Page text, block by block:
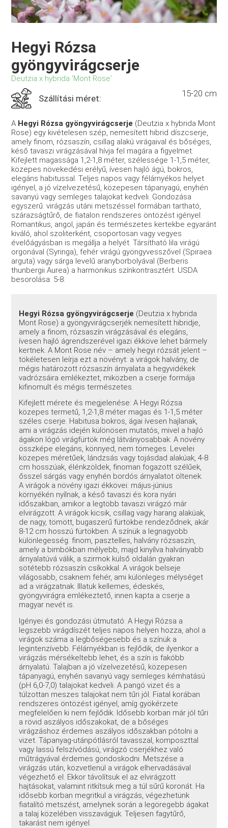
Hegyi Rózsa
gyöngyvirágcserje
Deutzia x hybrida 'Mont Rose'
Szállítási méret: 15-20 cm
A Hegyi Rózsa gyöngyvirágcserje (Deutzia x hybrida Mont
Rose) egy kivételesen szép, nemesített hibrid díszcserje,
amely finom, rózsaszín, csillag alakú virágaival és bőséges,
késő tavaszi virágzásával hívja fel magára a figyelmet.
Kifejlett magassága 1,2-1,8 méter, szélessége 1-1,5 méter,
közepes növekedési erélyű, ívesen hajló ágú, bokros,
elegáns habitussal. Teljes napos vagy félárnyékos helyet
igényel, a jó vízelvezetésű, közepesen tápanyagú, enyhén
savanyú vagy semleges talajokat kedveli. Gondozása
egyszerű: virágzás utáni metszéssel formában tartható,
szárazságtűrő, de fiatalon rendszeres öntözést igényel.
Romantikus, angol, japán és természetes kertekbe egyaránt
kiváló, ahol szoliterként, csoportosan vagy vegyes
évelőágyásban is megállja a helyét. Társítható lila virágú
orgonával (Syringa), fehér virágú gyöngyvesszővel (Spiraea
arguta) vagy sárga levelű aranyborbolyával (Berberis
thunbergii Aurea) a harmonikus színkontrasztért. USDA
besorolása: 5-8.
Hegyi Rózsa gyöngyvirágcserje (Deutzia x hybrida
Mont Rose) a gyöngyvirágcserjék nemesített hibridje,
amely a finom, rózsaszín virágzásával és elegáns,
ívesen hajló ágrendszerével igazi ékköve lehet bármely
kertnek. A Mont Rose név – amely hegyi rózsát jelent –
tökéletesen leírja ezt a növényt: a virágok halvány, de
mégis határozott rózsaszín árnyalata a hegyvidékek
vadrózsáira emlékeztet, miközben a cserje formája
kifinomult és mégis természetes.
Kifejlett mérete és megjelenése: A Hegyi Rózsa
közepes termetű, 1,2-1,8 méter magas és 1-1,5 méter
széles cserje. Habitusa bokros, ágai ívesen hajlanak,
ami a virágzás idején különösen mutatós, mivel a hajló
ágakon lógó virágfürtök még látványosabbak. A növény
összképe elegáns, könnyed, nem tömeges. Levelei
közepes méretűek, lándzsás vagy tojásdad alakúak, 4-8
cm hosszúak, élénkzöldek, finoman fogazott szélűek,
ősszel sárgás vagy enyhén bordós árnyalatot öltenek.
A virágok a növény igazi ékkövei: május-június
környékén nyílnak, a késő tavaszi és kora nyári
időszakban, amikor a legtöbb tavaszi virágzó már
elvirágzott. A virágok kicsik, csillag vagy harang alakúak,
de nagy, tömött, bugaszerű fürtökbe rendeződnek, akár
8-12 cm hosszú fürtökben. A színük a legnagyobb
különlegesség: finom, pasztelles, halvány rózsaszín,
amely a bimbókban mélyebb, majd kinyílva halványabb
árnyalatúvá válik, a szirmok külső oldalán gyakran
sötétebb rózsaszín csíkokkal. A virágok belseje
világosabb, csaknem fehér, ami különleges mélységet
ad a virágzatnak. Illatuk kellemes, édeskés,
gyöngyvirágra emlékeztető, innen kapta a cserje a
magyar nevét is.
Igényei és gondozási útmutató: A Hegyi Rózsa a
legszebb virágdíszét teljes napos helyen hozza, ahol a
virágok száma a legbőségesebb és a színük a
legintenzívebb. Félárnyékban is fejlődik, de ilyenkor a
virágzás mérsékeltebb lehet, és a szín is fakóbb
árnyalatú. Talajban a jó vízelvezetésű, közepesen
tápanyagú, enyhén savanyú vagy semleges kémhatású
(pH 6,0-7,0) talajokat kedveli. A pangó vizet és a
túlzottan meszes talajokat nem tűri jól. Fiatal korában
rendszeres öntözést igényel, amíg gyökérzete
megfelelően ki nem fejlődik. Idősebb korban már jól tűri
a rövid aszályos időszakokat, de a bőséges
virágzáshoz érdemes aszályos időszakban pótolni a
vizet. Tápanyag-utánpótlásról tavasszal, komposzttal
vagy lassú felszívódású, virágzó cserjékhez való
műtrágyával érdemes gondoskodni. Metszése a
virágzás után, közvetlenül a virágok elhervadásával
végezhető el. Ekkor távolítsuk el az elvirágzott
hajtásokat, valamint ritkítsuk meg a túl sűrű koronát. Ha
idősebb korban megritkul a virágzás, végezhetünk
fiatalító metszést, amelynek során a legöregebb ágakat
a talaj közelében visszavágjuk. Teljesen fagytűrő,
takarást nem igényel.